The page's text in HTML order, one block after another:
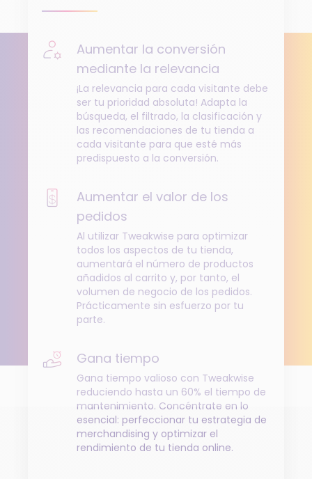
Aumentar la conversión
mediante la relevancia
¡La relevancia para cada visitante debe
ser tu prioridad absoluta! Adapta la
búsqueda, el filtrado, la clasificación y
las recomendaciones de tu tienda a
cada visitante para que esté más
predispuesto a la conversión.
Aumentar el valor de los
pedidos
Al utilizar Tweakwise para optimizar
todos los aspectos de tu tienda,
aumentará el número de productos
añadidos al carrito y, por tanto, el
volumen de negocio de los pedidos.
Prácticamente sin esfuerzo por tu
parte.
Gana tiempo
Gana tiempo valioso con Tweakwise
reduciendo hasta un 60% el tiempo de
mantenimiento. Concéntrate en lo
esencial: perfeccionar tu estrategia de
merchandising y optimizar el
rendimiento de tu tienda online.